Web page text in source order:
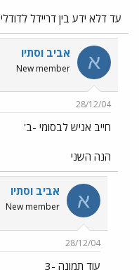
עד דלא ידע בין דריידל לדודלי
א אביב וסתיו
New member
28/12/04
חייב אניש לבסומי -ב'
הנה השני
א אביב וסתיו
New member
28/12/04
עוד תמונה -3